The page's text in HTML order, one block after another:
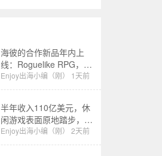
海彼的合作新品年内上
线：Roguelike RPG，融
合了Slot包装
Enjoy出海小编（刚） 1天前
半年收入110亿美元，休
闲游戏表面原地踏步，其
实已经换了一批赢家
Enjoy出海小编（刚） 2天前